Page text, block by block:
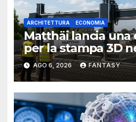
ARCHITETTURA ECONOMIA
Matthäi lancia una
per la stampa 3D
costruzioni
AGO 6, 2026 FANTASY